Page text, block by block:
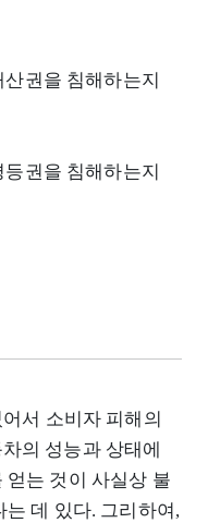
권을 침해하는지
권을 침해하는지
서 소비자 피해의
의 성능과 상태에
얻는 것이 사실상 불
데 있다. 그리하여,